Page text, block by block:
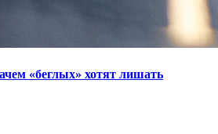
«беглых» хотят лишать